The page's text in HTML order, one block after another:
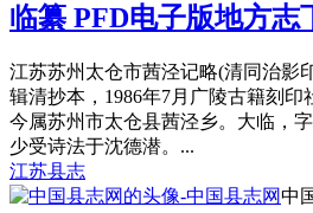
临纂 PFD电子版地方志
江苏苏州太仓市茜泾记略(清同治影
辑清抄本，1986年7月广陵古籍刻印
今属苏州市太仓县茜泾乡。大临，
少受诗法于沈德潜。...
江苏县志
中